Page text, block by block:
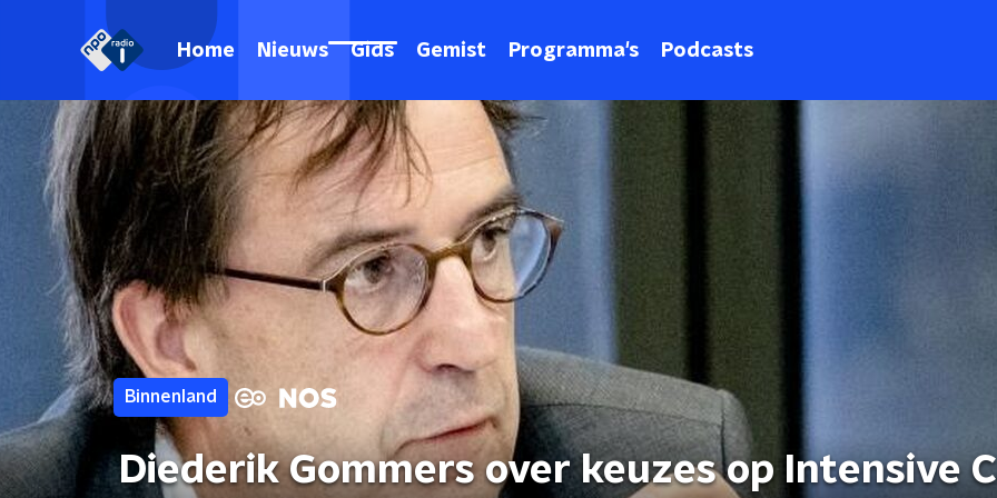
Home Nieuws Gids Gemist Programma's Podcasts
Binnenland
Diederik Gommers over keuzes op Intensive